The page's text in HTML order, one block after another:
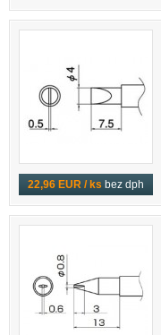
22,96 EUR / ks bez dph